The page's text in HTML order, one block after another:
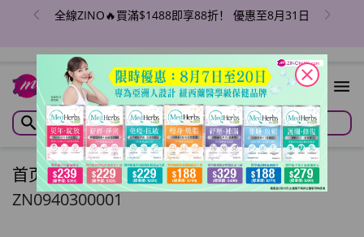
全線ZINO🔥買滿$1488即享88折！ 優惠至8月31日
首页/ZINO 雙A多肽抗老精華 30毫升
ZN0940300001
close